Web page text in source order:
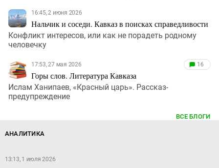
16:45, 2 июня 2026
Нальчик и соседи. Кавказ в поисках справедливости
Конфликт интересов, или как не порадеть родному
человечку
17:53, 27 мая 2026
Горы слов. Литература Кавказа
16
Ислам Ханипаев, «Красный царь». Рассказ-
предупреждение
ВСЕ БЛОГИ
АНАЛИТИКА
13:13, 1 июля 2026